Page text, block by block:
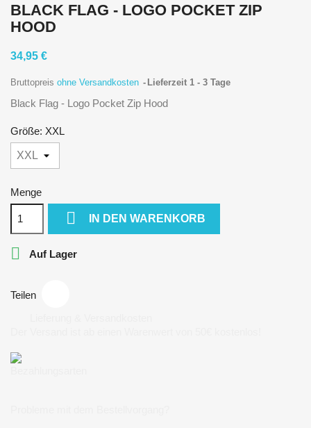
BLACK FLAG - LOGO POCKET ZIP
HOOD
34,95 €
Bruttopreis ohne Versandkosten Lieferzeit 1 - 3 Tage
Black Flag - Logo Pocket Zip Hood
Größe: XXL
Menge
 IN DEN WARENKORB
 Auf Lager
Teilen